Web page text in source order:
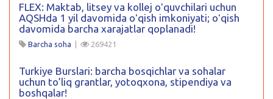
FLEX: Maktab, litsey va kollej oʻquvchilari uchun
AQSHda 1 yil davomida oʻqish imkoniyati; oʻqish
davomida barcha xarajatlar qoplanadi!
Barcha soha | 269421
Turkiye Burslari: barcha bosqichlar va sohalar
uchun to’liq grantlar, yotoqxona, stipendiya va
boshqalar!